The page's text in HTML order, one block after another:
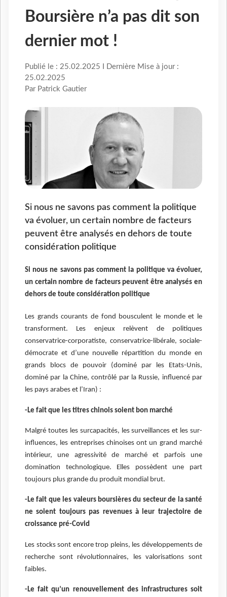
Boursière n’a pas dit son
dernier mot !
Publié le : 25.02.2025 I Dernière Mise à jour :
25.02.2025
Par Patrick Gautier
Si nous ne savons pas comment la politique
va évoluer, un certain nombre de facteurs
peuvent être analysés en dehors de toute
considération politique
Si nous ne savons pas comment la politique va évoluer,
un certain nombre de facteurs peuvent être analysés en
dehors de toute considération politique
Les grands courants de fond bousculent le monde et le
transforment. Les enjeux relèvent de politiques
conservatrice-corporatiste, conservatrice-libérale, sociale-
démocrate et d’une nouvelle répartition du monde en
grands blocs de pouvoir (dominé par les Etats-Unis,
dominé par la Chine, contrôlé par la Russie, influencé par
les pays arabes et l’Iran) :
-Le fait que les titres chinois soient bon marché
Malgré toutes les surcapacités, les surveillances et les sur-
influences, les entreprises chinoises ont un grand marché
intérieur, une agressivité de marché et parfois une
domination technologique. Elles possèdent une part
toujours plus grande du produit mondial brut.
-Le fait que les valeurs boursières du secteur de la santé
ne soient toujours pas revenues à leur trajectoire de
croissance pré-Covid
Les stocks sont encore trop pleins, les développements de
recherche sont révolutionnaires, les valorisations sont
faibles.
-Le fait qu’un renouvellement des infrastructures soit